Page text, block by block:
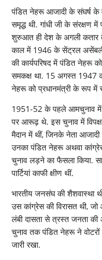
पंडित नेहरू आजादी के संघर्ष के
समृद्ध थी. गांधी जी के संरक्षण
शुरुआत ही देश के अगली कतार
काल में 1946 के सेंट्रल असेंबली
की कार्यपरिषद में पंडित नेहरू
समकक्ष था. 15 अगस्त 1947
नेहरू को प्रधानमंत्री के रूप में
1951-52 के पहले आमचुनाव में
पर आरूढ़ थे. इस चुनाव में विपक्ष
मैदान में थीं, जिनके नेता
उनका पंडित नेहरू अथवा
चुनाव लड़ने का फैसला किया.
पार्टियां काफी क्षीण थीं.
भारतीय जनसंघ की
उस कांग्रेस की विरासत थी,
लंबी दासता से त्रस्त जनता
चुनाव तक पंडित नेहरू ने
जारी रखा.